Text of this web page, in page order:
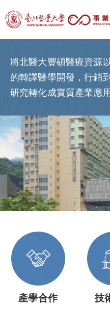
將北醫大豐碩醫療資源
的轉譯醫學開發，行銷
研究轉化成實質產業應
產學合作 技